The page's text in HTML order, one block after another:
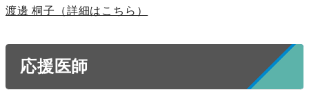
渡邊 桐子（詳細はこちら）
応援医師